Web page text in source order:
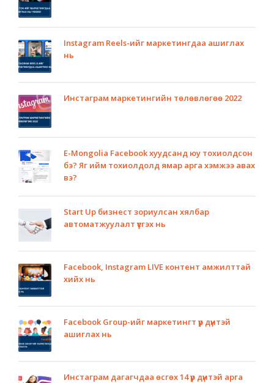
Instagram Reels-ийг маркетингдаа ашиглах
нь
Инстаграм маркетингийн төлөвлөгөө 2022
E-Mongolia Facebook хуудсанд юу тохиолдсон
бэ? Яг ийм тохиолдолд ямар арга хэмжээ авах
вэ?
Start Up бизнест зориулсан хялбар
автоматжуулалт үүсгэх нь
Facebook, Instagram LIVE контент амжилттай
хийх нь
Facebook Group-ийг маркетингт үр дүнтэй
ашиглах нь
Инстаграм дагагчдаа өсгөх 14 үр дүнтэй арга